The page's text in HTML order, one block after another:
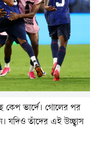
কেপ ভার্দে। গোলের পর
যদিও তাঁদের এই উচ্ছ্বাস